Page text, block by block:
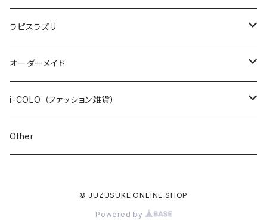
JUZUSUKE STANDARD
1500+tax
オリジナル
インポート
ラピスラズリ
ブレスレット
ネックレス
ピアス / イヤリング
オーダーメイド
数珠ブレスレット
STONE ONLY
2連ブレスレット
i-COLO （ファッション雑貨）
雑貨
Other
© JUZUSUKE ONLINE SHOP
Powered by